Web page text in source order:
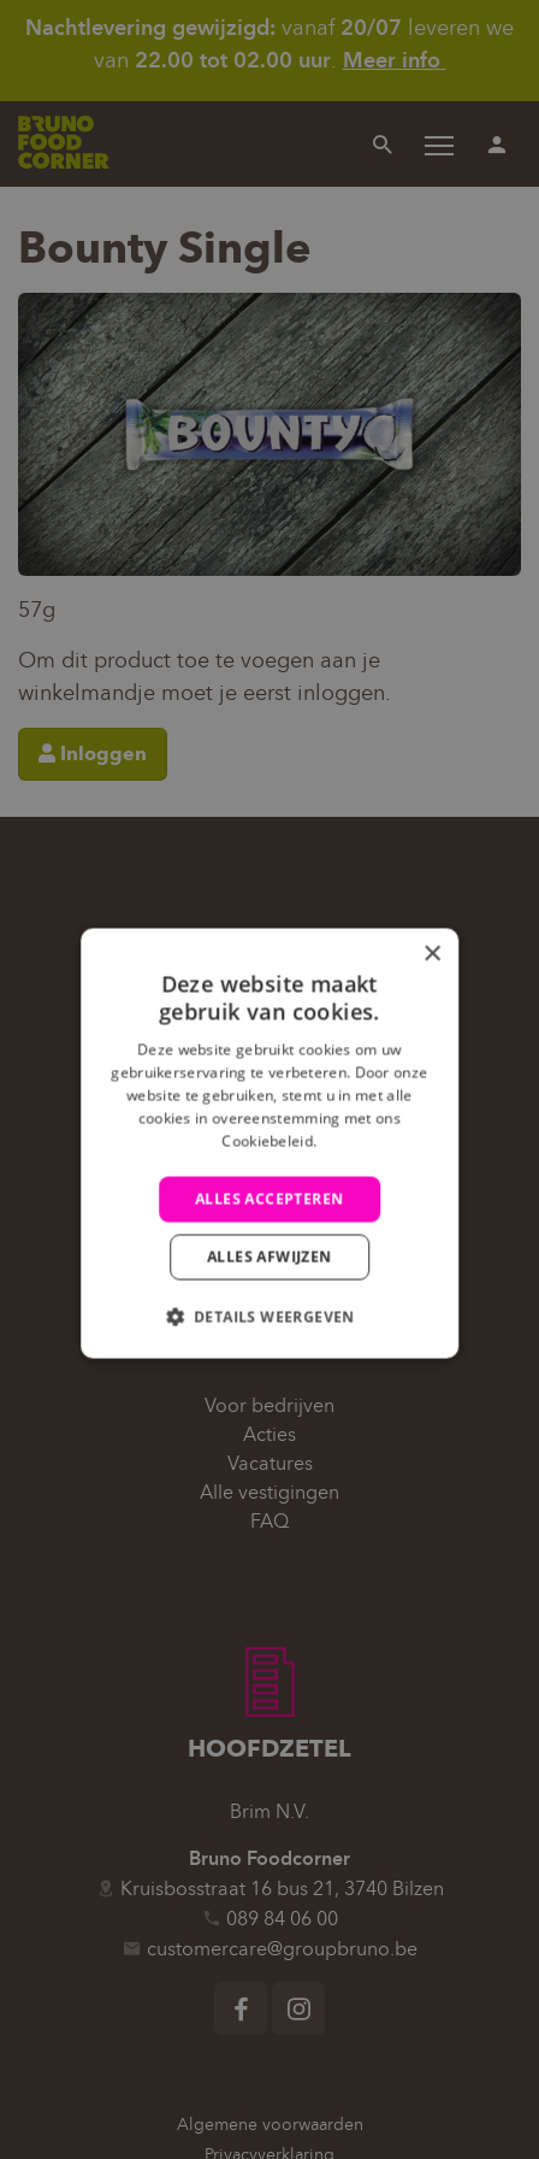
Nachtlevering gewijzigd: vanaf 20/07 leveren we
van 22.00 tot 02.00 uur. Meer info
ZoekenMenu
Bounty Single
57g
Om dit product toe te voegen aan je
winkelmandje moet je eerst inloggen.
Inloggen
ALTIJD BIJ DE HAND
Voor bedrijven
Acties
Vacatures
Alle vestigingen
FAQ
HOOFDZETEL
Brim N.V.
Bruno Foodcorner
Kruisbosstraat 16 bus 21, 3740 Bilzen
089 84 06 00
customercare@groupbruno.be
Volg ons op
Facebook
Algemene voorwaarden
Privacyverklaring
×
Deze website maakt
gebruik van cookies.
Deze website gebruikt cookies om uw
gebruikerservaring te verbeteren. Door onze
website te gebruiken, stemt u in met alle
cookies in overeenstemming met ons
Cookiebeleid.
ALLES ACCEPTEREN
ALLES AFWIJZEN
DETAILS WEERGEVEN